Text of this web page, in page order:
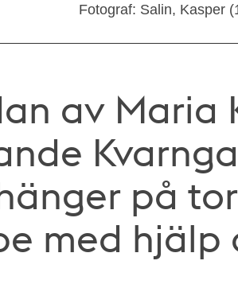
Fotograf: Salin, Kasper
av Maria
på
med hjälp